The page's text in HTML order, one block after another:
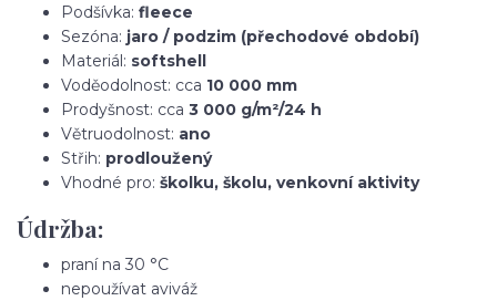
Podšívka: fleece
Sezóna: jaro / podzim (přechodové období)
Materiál: softshell
Voděodolnost: cca 10 000 mm
Prodyšnost: cca 3 000 g/m²/24 h
Větruodolnost: ano
Střih: prodloužený
Vhodné pro: školku, školu, venkovní aktivity
Údržba:
praní na 30 °C
nepoužívat aviváž